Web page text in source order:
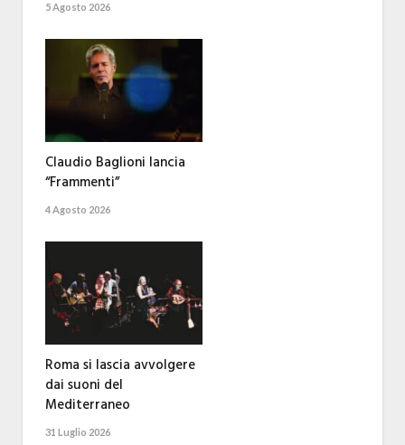
5 Agosto 2026
Claudio Baglioni lancia
“Frammenti”
4 Agosto 2026
Roma si lascia avvolgere
dai suoni del
Mediterraneo
31 Luglio 2026